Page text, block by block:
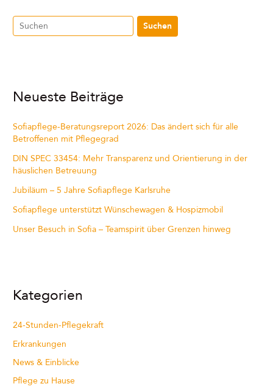
Suchen
Neueste Beiträge
Sofiapflege-Beratungsreport 2026: Das ändert sich für alle
Betroffenen mit Pflegegrad
DIN SPEC 33454: Mehr Transparenz und Orientierung in der
häuslichen Betreuung
Jubiläum – 5 Jahre Sofiapflege Karlsruhe
Sofiapflege unterstützt Wünschewagen & Hospizmobil
Unser Besuch in Sofia – Teamspirit über Grenzen hinweg
Kategorien
24-Stunden-Pflegekraft
Erkrankungen
News & Einblicke
Pflege zu Hause